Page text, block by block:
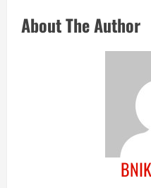
About The Author